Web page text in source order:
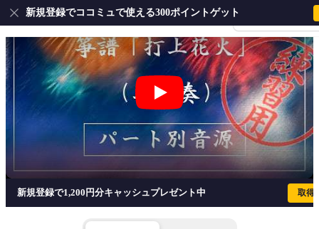
会員登録・ログイ
新規登録でココミュで使える300ポイントゲット
箏譜 打上花火（三重奏） (箏三重
新規登録で1,200円分キャッシュプレゼント中 取得